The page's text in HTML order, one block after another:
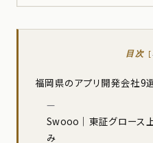
目次 [
福岡県のアプリ開発会社9選
Swooo｜東証グロース
み